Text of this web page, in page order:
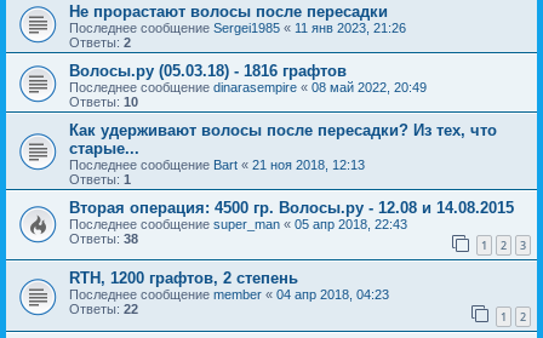
Не прорастают волосы после пересадки
Последнее сообщение Sergei1985 « 11 янв 2023, 21:26
Ответы: 2
Волосы.ру (05.03.18) - 1816 графтов
Последнее сообщение dinarasempire « 08 май 2022, 20:49
Ответы: 10
Как удерживают волосы после пересадки? Из тех, что
старые...
Последнее сообщение Bart « 21 ноя 2018, 12:13
Ответы: 1
Вторая операция: 4500 гр. Волосы.ру - 12.08 и 14.08.2015
Последнее сообщение super_man « 05 апр 2018, 22:43
Ответы: 38 1 2 3
RTH, 1200 графтов, 2 степень
Последнее сообщение member « 04 апр 2018, 04:23
Ответы: 22 1 2